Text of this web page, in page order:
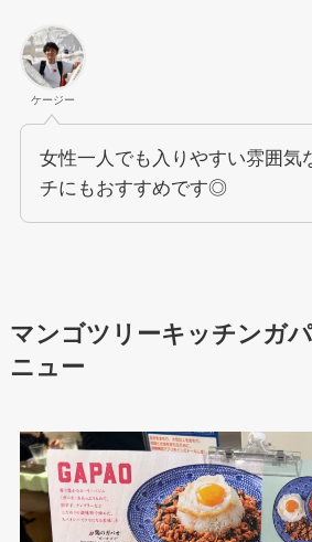
ケージー
女性一人でも入りやすい雰囲気
チにもおすすめです◎
マンゴツリーキッチンガ
ニュー